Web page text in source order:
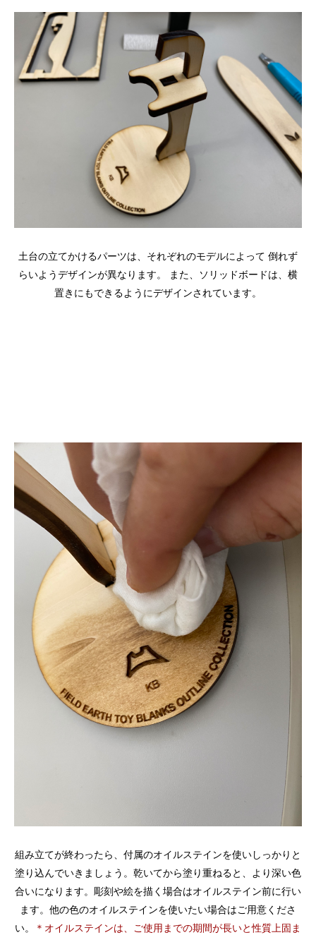
土台の立てかけるパーツは、それぞれのモデルによって 倒れず
らいようデザインが異なります。
また、ソリッドボードは、横
置きにもできるようにデザインされています。
組み立てが終わったら、付属のオイルステインを使いしっかりと
塗り込んでいきましょう。乾いてから塗り重ねると、より深い色
合いになります。彫刻や絵を描く場合はオイルステイン前に行い
ます。他の色のオイルステインを使いたい場合はご用意くださ
い。
＊オイルステインは、ご使用までの期間が長いと性質上固ま